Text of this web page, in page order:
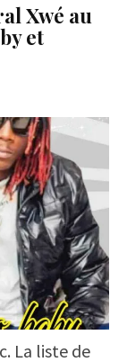
Xwé au
et
La liste de